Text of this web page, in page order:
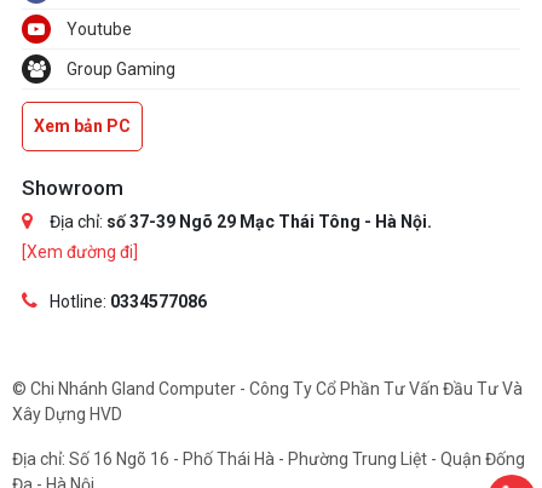
Youtube
Group Gaming
Xem bản PC
Showroom
Địa chỉ: số 37-39 Ngõ 29 Mạc Thái Tông - Hà Nội.
[Xem đường đi]
Hotline: 0334577086
© Chi Nhánh Gland Computer - Công Ty Cổ Phần Tư Vấn Đầu Tư Và
Xây Dựng HVD
Địa chỉ: Số 16 Ngõ 16 - Phố Thái Hà - Phường Trung Liệt - Quận Đống